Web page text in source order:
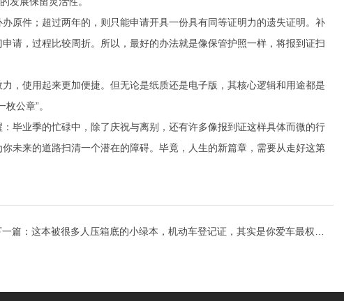
原件；超过两年的，则只能申请开具一份具有同等证明力的遗失证明。补
请，过程比较周折。所以，最好的办法就是像保管护照一样，将报到证扫
，使用起来更加便捷。但无论是纸质还是电子版，其核心逻辑和用途都是
公章”。
毕业季的忙碌中，除了庆祝与离别，还有许多像报到证这样具体而微的行
未来的道路扫清一个潜在的障碍。毕竟，人生的新篇章，需要从走好这第
篇： 这本被很多人压箱底的小绿本，机动车登记证，其实是你爱车最权威